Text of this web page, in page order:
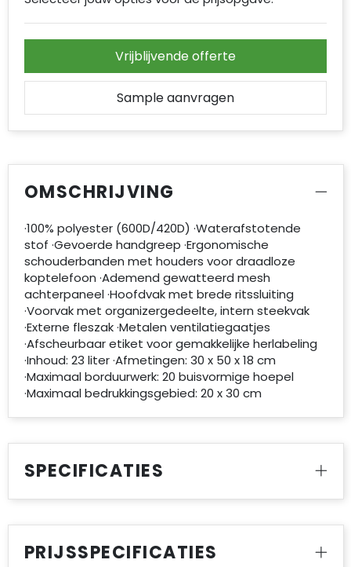
Vrijblijvende offerte
Sample aanvragen
OMSCHRIJVING
·100% polyester (600D/420D) ·Waterafstotende
stof ·Gevoerde handgreep ·Ergonomische
schouderbanden met houders voor draadloze
koptelefoon ·Ademend gewatteerd mesh
achterpaneel ·Hoofdvak met brede ritssluiting
·Voorvak met organizergedeelte, intern steekvak
·Externe fleszak ·Metalen ventilatiegaatjes
·Afscheurbaar etiket voor gemakkelijke herlabeling
·Inhoud: 23 liter ·Afmetingen: 30 x 50 x 18 cm
·Maximaal borduurwerk: 20 buisvormige hoepel
·Maximaal bedrukkingsgebied: 20 x 30 cm
SPECIFICATIES
PRIJSSPECIFICATIES